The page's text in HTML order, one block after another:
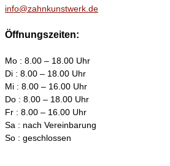
info@zahnkunstwerk.de
Öffnungszeiten:
Mo : 8.00 – 18.00 Uhr
Di : 8.00 – 18.00 Uhr
Mi : 8.00 – 16.00 Uhr
Do : 8.00 – 18.00 Uhr
Fr : 8.00 – 16.00 Uhr
Sa : nach Vereinbarung
So : geschlossen